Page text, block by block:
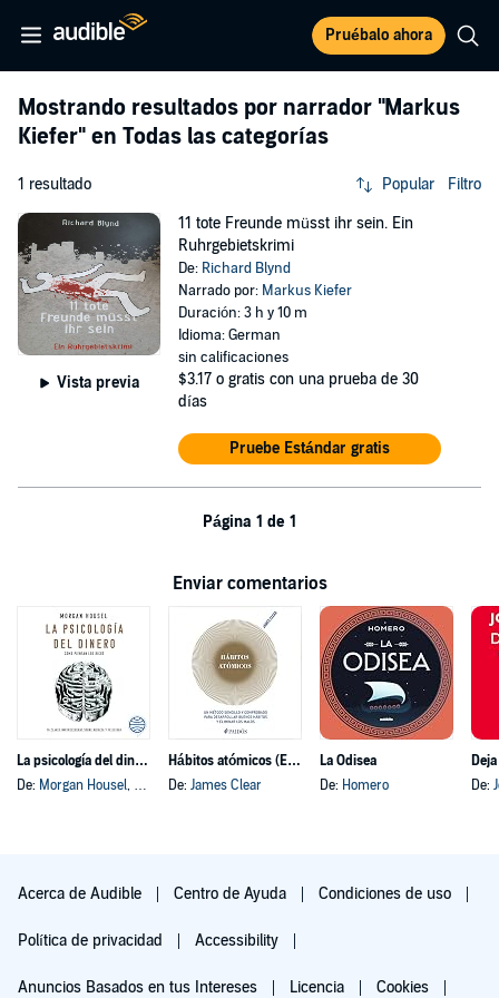
Pruébalo ahora
Mostrando resultados por narrador "Markus
Kiefer" en Todas las categorías
1 resultado Popular Filtro
Vista previa
11 tote Freunde müsst ihr sein. Ein
Ruhrgebietskrimi
De: Richard Blynd
Narrado por: Markus Kiefer
Duración: 3 h y 10 m
Idioma: German
sin calificaciones
$3.17 o gratis con una prueba de 30
días
Pruebe Estándar gratis
Página 1 de 1
Enviar comentarios
La psicología del dinero
De: Morgan Housel, y otros
Hábitos atómicos (Español neutro)
De: James Clear
La Odisea
De: Homero
De:
Acerca de Audible Centro de Ayuda Condiciones de uso
Política de privacidad Accessibility
Anuncios Basados en tus Intereses Licencia Cookies